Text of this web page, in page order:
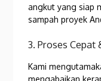
angkut yang siap
sampah proyek
3. Proses Cepat
Kami
mengabaikan